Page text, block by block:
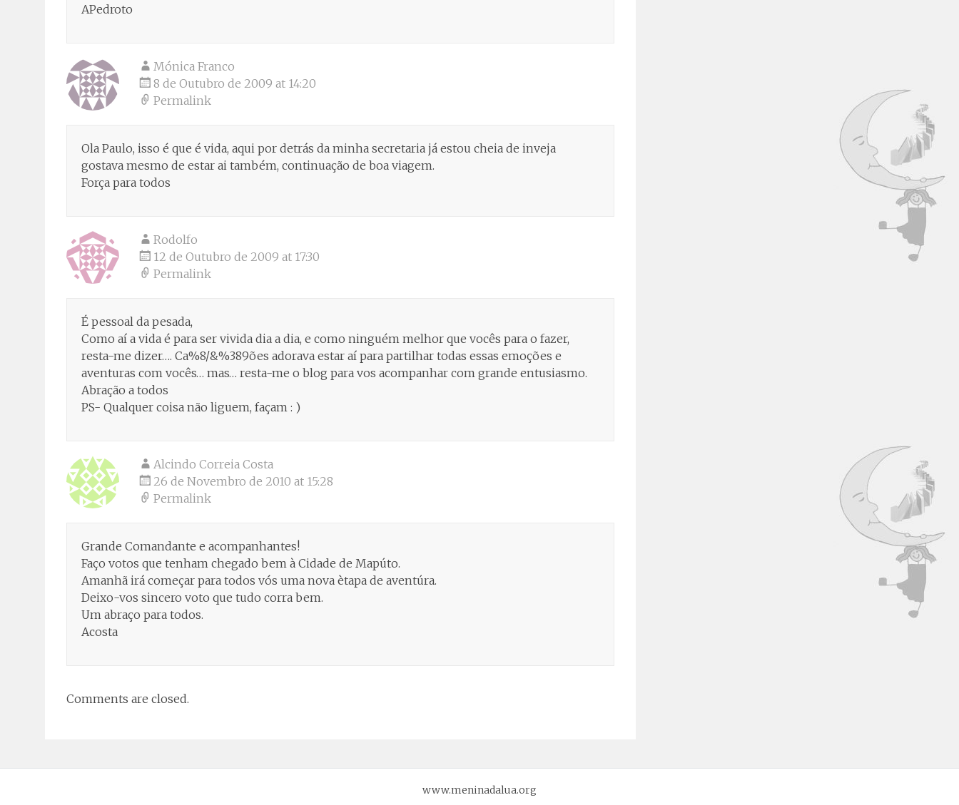
APedroto
Mónica Franco
8 de Outubro de 2009 at 14:20
Permalink
Ola Paulo, isso é que é vida, aqui por detrás da minha secretaria já estou cheia de inveja
gostava mesmo de estar ai também, continuação de boa viagem.
Força para todos
Rodolfo
12 de Outubro de 2009 at 17:30
Permalink
É pessoal da pesada,
Como aí a vida é para ser vivida dia a dia, e como ninguém melhor que vocês para o fazer,
resta-me dizer…. Ca%8/&%389ões adorava estar aí para partilhar todas essas emoções e
aventuras com vocês… mas… resta-me o blog para vos acompanhar com grande entusiasmo.
Abração a todos
PS- Qualquer coisa não liguem, façam : )
Alcindo Correia Costa
26 de Novembro de 2010 at 15:28
Permalink
Grande Comandante e acompanhantes!
Faço votos que tenham chegado bem à Cidade de Mapúto.
Amanhã irá começar para todos vós uma nova ètapa de aventúra.
Deixo-vos sincero voto que tudo corra bem.
Um abraço para todos.
Acosta
Comments are closed.
www.meninadalua.org